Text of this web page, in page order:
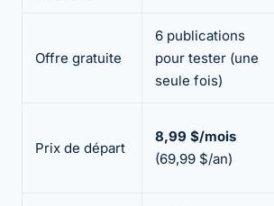
Offre gratuite
6 publications
pour tester (une
seule fois)
Prix de départ
8,99 $/mois
(69,99 $/an)